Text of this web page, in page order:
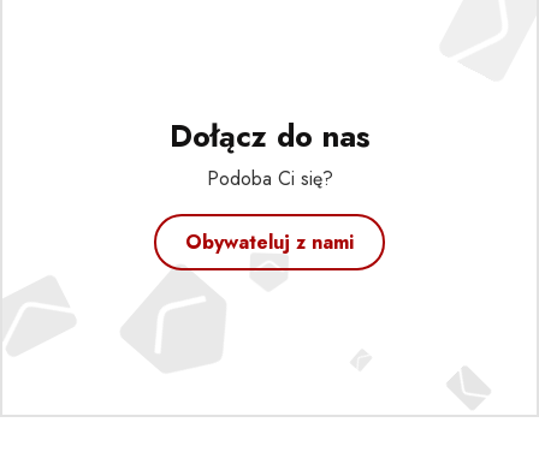
Dołącz do nas
Podoba Ci się?
Obywateluj z nami